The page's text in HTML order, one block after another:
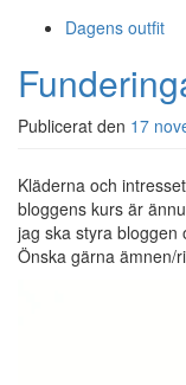
Dagens outfit
Publicerat den 17
Kläderna och
bloggens kurs är
jag ska styra bloggen
Önska gärna ämnen/